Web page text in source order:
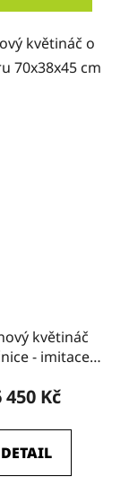
květináč o
70x38x45 cm
květináč
- imitace
450 Kč
DETAIL